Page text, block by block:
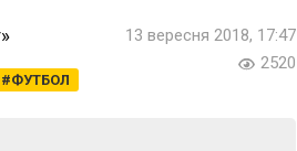
ФУТБОЛ
13 вересня 2018, 17:47
2520